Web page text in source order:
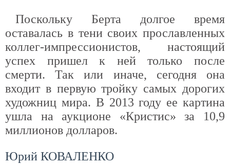
Поскольку Берта долгое время
оставалась в тени своих прославленных
коллег-импрессионистов, настоящий
успех пришел к ней только после
смерти. Так или иначе, сегодня она
входит в первую тройку самых дорогих
художниц мира. В 2013 году ее картина
ушла на аукционе «Кристис» за 10,9
миллионов долларов.
Юрий КОВАЛЕНКО